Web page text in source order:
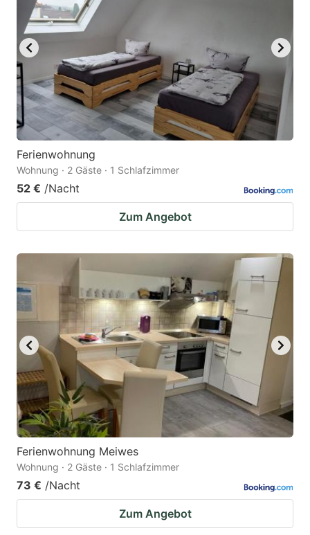
Ferienwohnung
Wohnung · 2 Gäste · 1 Schlafzimmer
52 € /Nacht
Zum Angebot
Ferienwohnung Meiwes
Wohnung · 2 Gäste · 1 Schlafzimmer
73 € /Nacht
Zum Angebot